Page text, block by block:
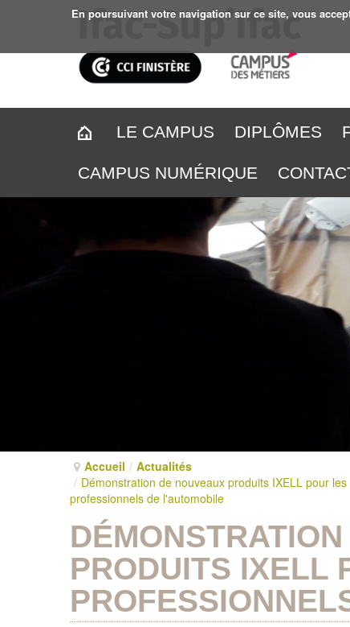
En poursuivant votre navigation sur ce site, vous
LE CAMPUS DIPLÔMES
CAMPUS NUMÉRIQUE
Accueil / Actualités
/ Démonstration de nouveaux produits IXELL pour les
professionnels de l'automobile
PRODUITS IXELL